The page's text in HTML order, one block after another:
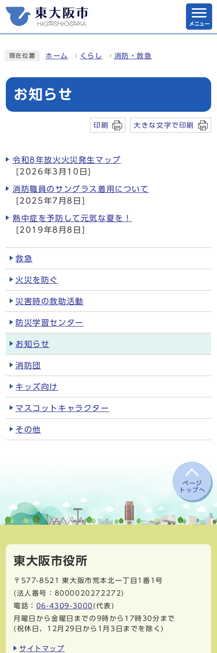
メニュー
現在位置 ホーム くらし 消防・救急
お知らせ
印刷 大きな文字で印刷
令和8年放火火災発生マップ
[2026年3月10日]
消防職員のサングラス着用について
[2025年7月8日]
熱中症を予防して元気な夏を！
[2019年8月8日]
救急
火災を防ぐ
災害時の救助活動
防災学習センター
お知らせ
消防団
キッズ向け
マスコットキャラクター
その他
ページ
トップへ
東大阪市役所
〒577-8521
東大阪市荒本北一丁目1番1号
(法人番号：8000020272272)
電話： 06-4309-3000 (代表)
月曜日から金曜日までの9時から17時30分まで
(祝休日、12月29日から1月3日までを除く)
サイトマップ